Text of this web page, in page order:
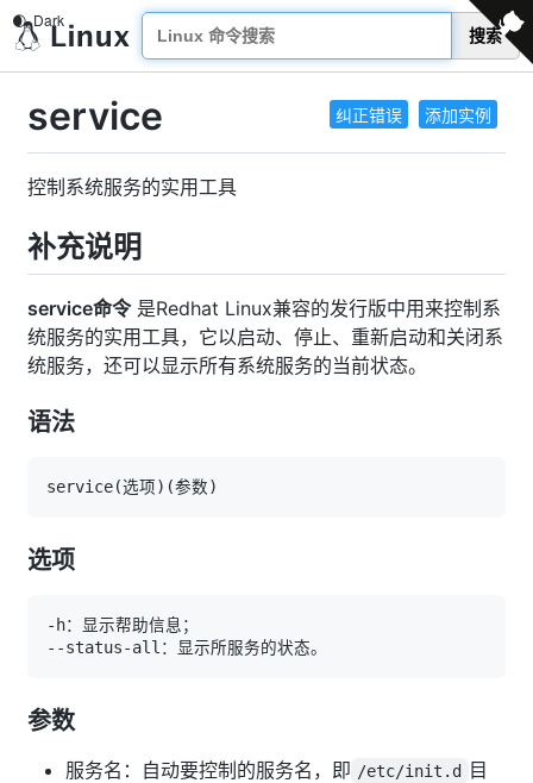
搜索
纠正错误 添加实例
service
控制系统服务的实用工具
补充说明
service命令是Redhat Linux兼容的发行版中用来控制系
统服务的实用工具，它以启动、停止、重新启动和关闭系
统服务，还可以显示所有系统服务的当前状态。
语法
service(选项) (参数)
选项
参数
服务名：自动要控制的服务名，即 /etc/init.d
目